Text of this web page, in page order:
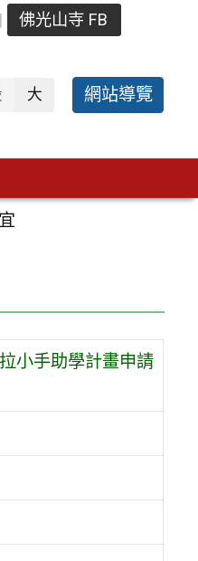
佛光山寺 FB
大 網站導覽
小手助學計畫申請